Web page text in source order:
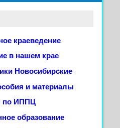
краеведение
в нашем крае
Новосибирские
и материалы
по ИППЦ
образование